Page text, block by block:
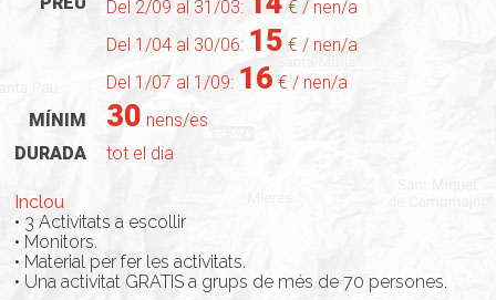
Del 2/09 al 31/03:
€ / nen/a
Del 1/04 al 30/06: 15 € / nen/a
Del 1/07 al 1/09: 16 € / nen/a
MÍNIM
30 nens/es
DURADA
tot el dia
Inclou
• 3 Activitats a escollir
• Monitors.
• Material per fer les activitats.
• Una activitat GRATIS a grups de més de 70 persones.